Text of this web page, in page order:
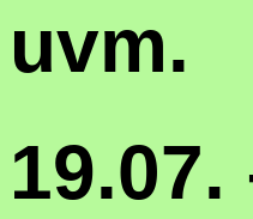
uvm.
19.07.